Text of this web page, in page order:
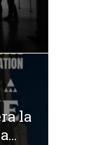
la